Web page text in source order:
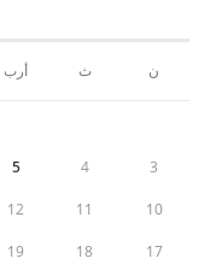
ن ث أرب
3
4
5
10
11
12
17
18
19